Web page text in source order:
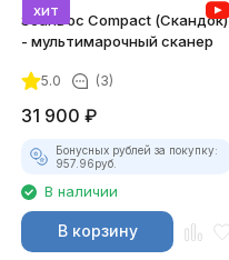
хит
ScanDoc Compact (Скандок)
- мультимарочный сканер
5.0 (3)
31 900 ₽
Бонусных рублей за покупку:
957.96руб.
В наличии
В корзину